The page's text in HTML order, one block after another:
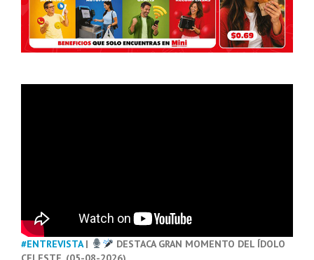
#ENTREVISTA|
DESTACA GRAN MOMENTO DEL ÍDOLO